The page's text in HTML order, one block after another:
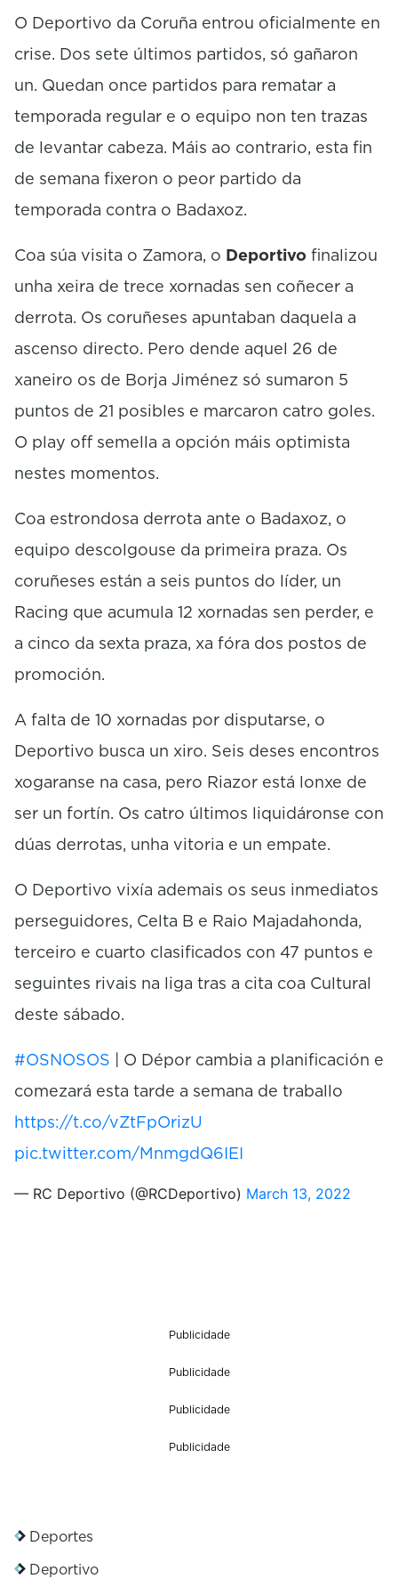
o
d
O Deportivo da Coruña entrou oficialmente en
crise. Dos sete últimos partidos, só gañaron
un. Quedan once partidos para rematar a
temporada regular e o equipo non ten trazas
de levantar cabeza. Máis ao contrario, esta fin
de semana fixeron o peor partido da
temporada contra o Badaxoz.
Coa súa visita o Zamora, o Deportivo finalizou
unha xeira de trece xornadas sen coñecer a
derrota. Os coruñeses apuntaban daquela a
ascenso directo. Pero dende aquel 26 de
xaneiro os de Borja Jiménez só sumaron 5
puntos de 21 posibles e marcaron catro goles.
O play off semella a opción máis optimista
nestes momentos.
Coa estrondosa derrota ante o Badaxoz, o
equipo descolgouse da primeira praza. Os
coruñeses están a seis puntos do líder, un
Racing que acumula 12 xornadas sen perder, e
a cinco da sexta praza, xa fóra dos postos de
promoción.
A falta de 10 xornadas por disputarse, o
Deportivo busca un xiro. Seis deses encontros
xogaranse na casa, pero Riazor está lonxe de
ser un fortín. Os catro últimos liquidáronse con
dúas derrotas, unha vitoria e un empate.
O Deportivo vixía ademais os seus inmediatos
perseguidores, Celta B e Raio Majadahonda,
terceiro e cuarto clasificados con 47 puntos e
seguintes rivais na liga tras a cita coa Cultural
deste sábado.
#OSNOSOS | O Dépor cambia a planificación e
comezará esta tarde a semana de traballo
https://t.co/vZtFpOrizU
pic.twitter.com/MnmgdQ6IEI
— RC Deportivo (@RCDeportivo) March 13, 2022
Publicidade
Publicidade
Publicidade
Publicidade
Deportes
Deportivo